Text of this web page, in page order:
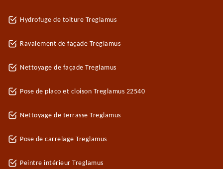
Hydrofuge de toiture Treglamus
Ravalement de façade Treglamus
Nettoyage de façade Treglamus
Pose de placo et cloison Treglamus 22540
Nettoyage de terrasse Treglamus
Pose de carrelage Treglamus
Peintre intérieur Treglamus